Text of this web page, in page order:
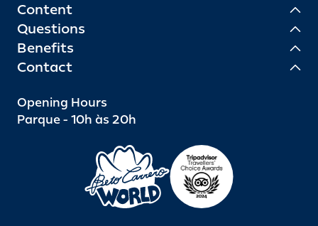
Content
Questions
Benefits
Contact
Opening Hours
Parque - 10h às 20h